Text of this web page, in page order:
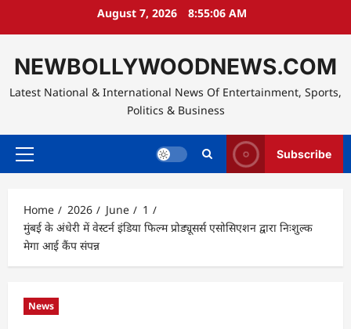
August 7, 2026 8:55:07 AM
NEWBOLLYWOODNEWS.COM
Latest National & International News Of Entertainment, Sports,
Politics & Business
Primary
Subscribe
Home 2026 June
1
मुंबई के अंधेरी में वेस्टर्न इंडिया फिल्म प्रोड्यूसर्स एसोसिएशन द्वारा निःशुल्क
मेगा आई कैंप संपन्न
News